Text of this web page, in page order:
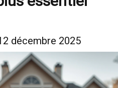
décembre 2025